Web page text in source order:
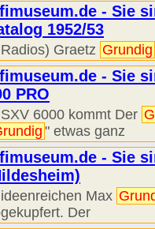
- Sie
1952/53
Graetz Grundig
- Sie
PRO
6000 kommt Der
" etwas ganz
- Sie
Max
Der